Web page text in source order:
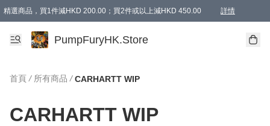
精選商品，買1件減HKD 200.00；買2件或以上減HKD 450.00 詳情
AAPE商品,會員專享9折或以上（按會員等級）AAPE products, members can
精選商品，任選買2件或以上減HKD 100.00
購物滿 HKD 800.00即享免運費優惠！（適用於 特定的送貨方式 )
PumpFuryHK.Store
首頁 / 所有商品 / CARHARTT WIP
CARHARTT WIP